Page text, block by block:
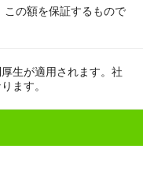
の額を保証するもので
生が適用されます。社
ます。